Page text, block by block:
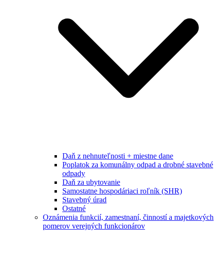
Daň z nehnuteľnosti + miestne dane
Poplatok za komunálny odpad a drobné stavebné
odpady
Daň za ubytovanie
Samostatne hospodáriaci roľník (SHR)
Stavebný úrad
Ostatné
Oznámenia funkcií, zamestnaní, činností a majetkových
pomerov verejných funkcionárov